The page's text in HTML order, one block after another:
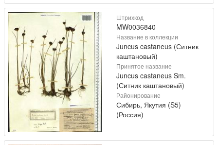
Штрихкод
MW0036840
Название в коллекции
Juncus castaneus (Ситник
каштановый)
Принятое название
Juncus castaneus Sm.
(Ситник каштановый)
Районирование
Сибирь, Якутия (S5)
(Россия)